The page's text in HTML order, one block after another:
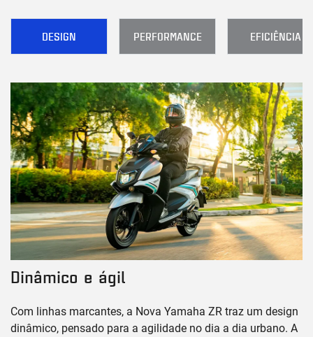
DESIGN PERFORMANCE EFICIÊNCIA
Dinâmico e ágil
Com linhas marcantes, a Nova Yamaha ZR traz um design
dinâmico, pensado para a agilidade no dia a dia urbano. A